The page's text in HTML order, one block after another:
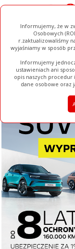
Informujemy, że w
Osobowych
r.zaktualizowaliśmy
wyjaśniamy w sposób
Informujemy
ustawieniach ani
opis naszych procedur
dane osobowe oraz
Ogłoszenia Filmy